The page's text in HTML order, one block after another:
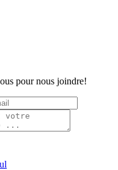
pour nous joindre!